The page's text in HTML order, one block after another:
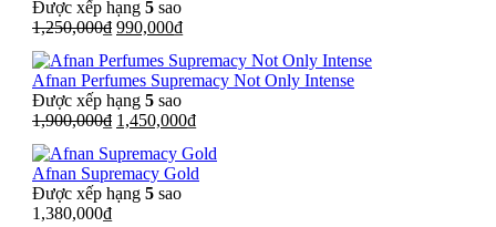
Được xếp hạng 5 sao
1,250,000₫ Giá
là:
1,250,000₫.
990,000₫Giá
tại
là:
Afnan Perfumes Supremacy Not Only Intense
Được xếp hạng 5 sao
1,900,000₫ Giá
là:
1,900,000₫.
1,450,000₫Giá
tại
là:
Afnan Supremacy Gold
Được xếp hạng 5 sao
1,380,000₫